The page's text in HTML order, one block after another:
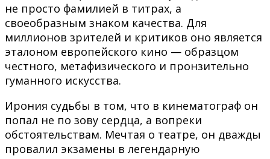
не просто фамилией в титрах, а
своеобразным знаком качества. Для
миллионов зрителей и критиков оно является
эталоном европейского кино — образцом
честного, метафизического и пронзительно
гуманного искусства.
Ирония судьбы в том, что в кинематограф он
попал не по зову сердца, а вопреки
обстоятельствам. Мечтая о театре, он дважды
провалил экзамены в легендарную